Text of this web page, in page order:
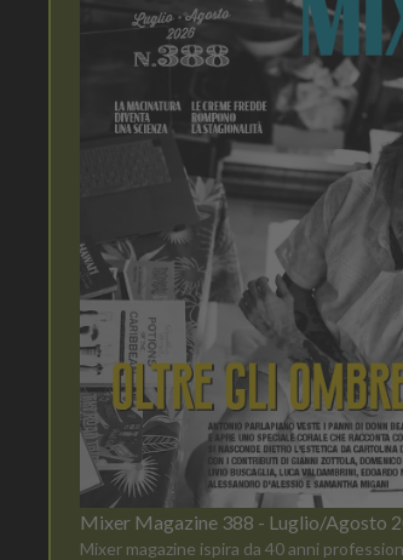
Mixer Magazine 388 - Luglio/Agosto
Mixer magazine ispira da 40 anni